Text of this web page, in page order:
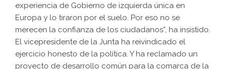
experiencia de Gobierno de izquierda única en
Europa y lo tiraron por el suelo. Por eso no se
merecen la confianza de los ciudadanos”, ha insistido.
El vicepresidente de la Junta ha reivindicado el
ejercicio honesto de la política. Y ha reclamado un
proyecto de desarrollo común para la comarca de la